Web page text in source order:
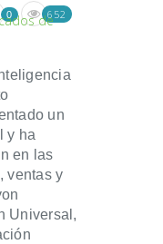
de
0 652
un
y ha
en las
ventas y
Universal,